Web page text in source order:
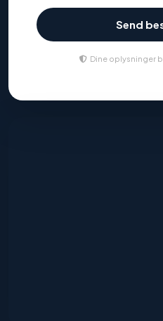
Send
Dine oplysninger